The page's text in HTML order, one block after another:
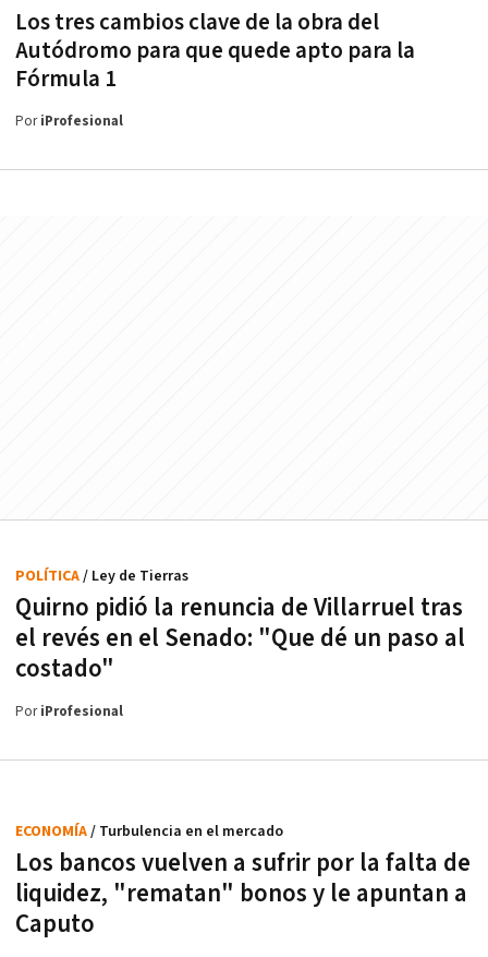
Los tres cambios clave de la obra del
Autódromo para que quede apto para la
Fórmula 1
PoriProfesional
Quirno pidió la renuncia de Villarruel tras
el revés en el Senado: "Que dé un paso al
costado"
POLÍTICA/ Ley de Tierras
PoriProfesional
Los bancos vuelven a sufrir por la falta de
liquidez, "rematan" bonos y le apuntan a
Caputo
ECONOMÍA/ Turbulencia en el mercado